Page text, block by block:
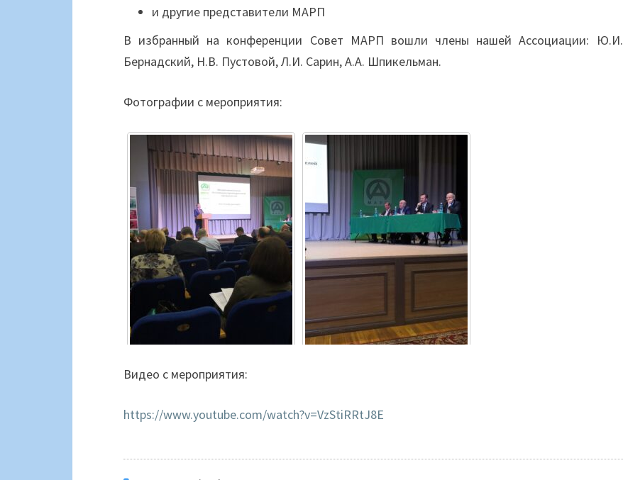
и другие представители МАРП
В избранный на конференции Совет МАРП вошли члены нашей Ассоциации: Ю.И.
Бернадский, Н.В. Пустовой, Л.И. Сарин, А.А. Шпикельман.
Фотографии с мероприятия:
Видео с мероприятия:
https://www.youtube.com/watch?v=VzStiRRtJ8E